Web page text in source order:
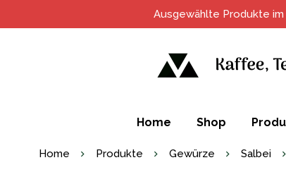
Ausgewählte Produkte im
Home Shop
Home Produkte Gewürze Salbei